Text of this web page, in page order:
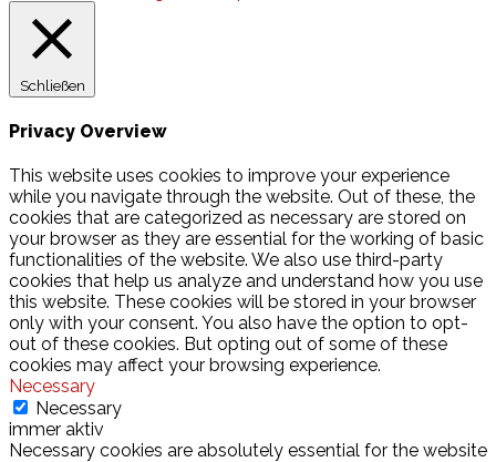
Schließen
Privacy Overview
This website uses cookies to improve your experience
while you navigate through the website. Out of these, the
cookies that are categorized as necessary are stored on
your browser as they are essential for the working of basic
functionalities of the website. We also use third-party
cookies that help us analyze and understand how you use
this website. These cookies will be stored in your browser
only with your consent. You also have the option to opt-
out of these cookies. But opting out of some of these
cookies may affect your browsing experience.
Necessary
Necessary
immer aktiv
Necessary cookies are absolutely essential for the website